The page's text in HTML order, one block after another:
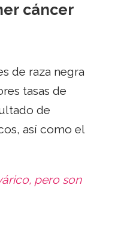
cáncer
de raza negra
tasas de
de
así como el
pero son